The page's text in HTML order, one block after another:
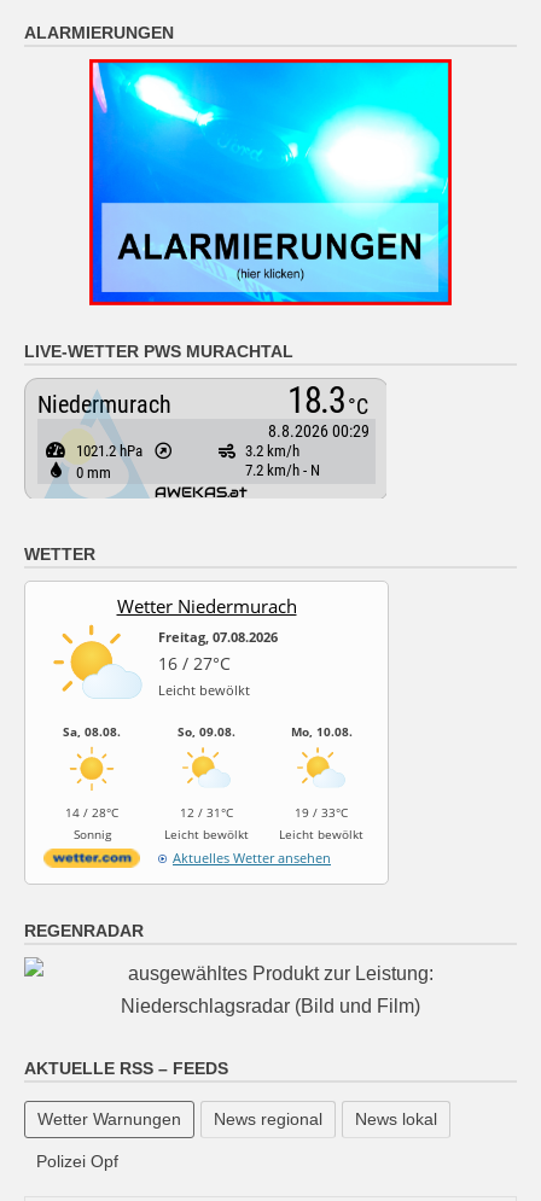
ALARMIERUNGEN
LIVE-WETTER PWS MURACHTAL
WETTER
Wetter Niedermurach
Freitag, 07.08.2026
16 / 27°C
Leicht bewölkt
Sa, 08.08.
14 / 28°C
Sonnig
So, 09.08.
12 / 31°C
Leicht bewölkt
Mo, 10.08.
19 / 33°C
Leicht bewölkt
Aktuelles Wetter ansehen
REGENRADAR
AKTUELLE RSS – FEEDS
Wetter Warnungen News regional News lokal
Polizei Opf